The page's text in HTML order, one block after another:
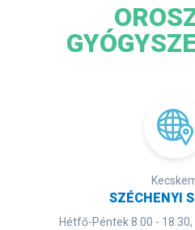
SZÉCHENYI
Hétfő-Péntek 8.00 -